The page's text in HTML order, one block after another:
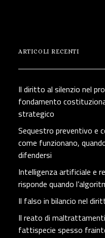
ARTICOLI RECENTI
Il diritto al silenzio nel
fondamento
strategico
Sequestro preventivo e
come funzionano,
difendersi
Intelligenza artificiale e
risponde quando
Il falso in bilancio nel
Il reato di
fattispecie spesso